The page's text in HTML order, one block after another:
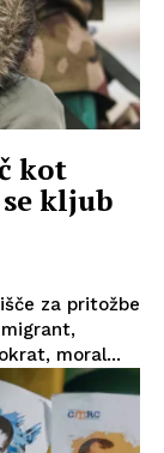
kot
kljub
za pritožbe
moral...